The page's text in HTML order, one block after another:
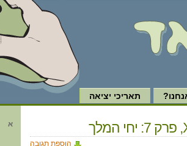
תאריכי יציאה
הוספת תגובה
א